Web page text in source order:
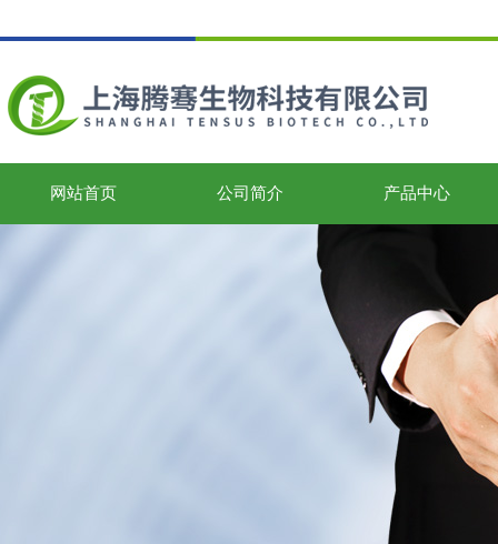
网站首页 公司简介 产品中心